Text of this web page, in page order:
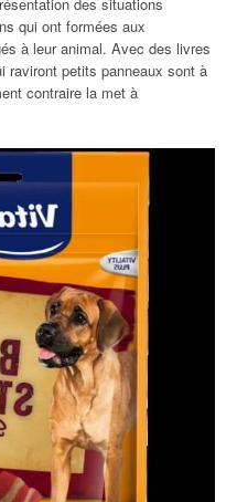
qui ont formées aux
à leur animal. Avec des livres
raviront petits panneaux sont à
contraire la met à